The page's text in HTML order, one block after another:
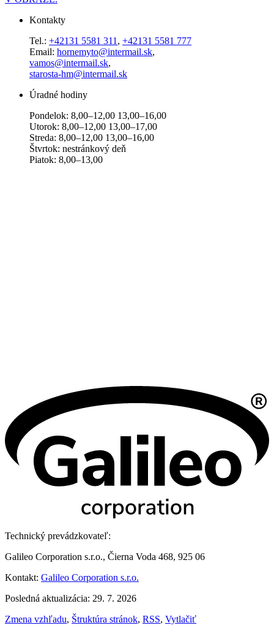
Kontakty
Tel.: +42131 5581 311 , +42131 5581 777
Email: hornemyto@intermail.sk,
vamos@intermail.sk,
starosta-hm@intermail.sk
Úradné hodiny
Pondelok: 8,00–12,00 13,00–16,00
Utorok: 8,00–12,00 13,00–17,00
Streda: 8,00–12,00 13,00–16,00
Štvrtok: nestránkový deň
Piatok: 8,00–13,00
Technický prevádzkovateľ:
Galileo Corporation s.r.o., Čierna Voda 468, 925 06
Kontakt: Galileo Corporation s.r.o.
Posledná aktualizácia: 29. 7. 2026
Zmena vzhľadu, Štruktúra stránok, RSS, Vytlačiť